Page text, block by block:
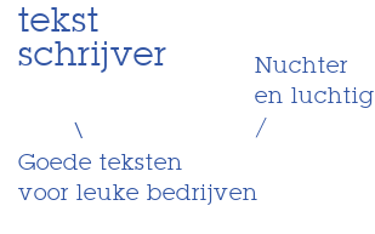
tekst
schrijver
\
Nuchter
en luchtig
/
Goede teksten
voor leuke bedrijven